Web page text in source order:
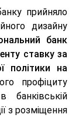
прийняло
дизайну
банк
ставку за
політики на
профіциту
банківській
з розміщення